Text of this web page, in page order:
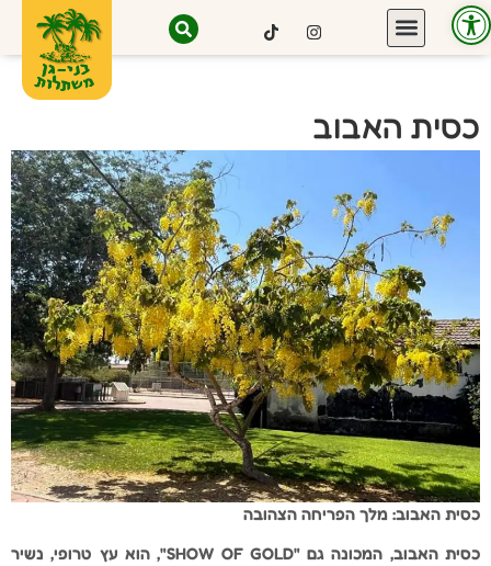
כסית האבוב
כסית האבוב: מלך הפריחה הצהובה
כסית האבוב, המכונה גם "SHOW OF GOLD", הוא עץ טרופי, נשיר